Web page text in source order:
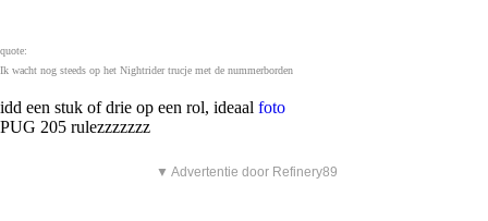
quote:
Ik wacht nog steeds op het Nightrider trucje met de nummerborden
idd een stuk of drie op een rol, ideaal foto
PUG 205 rulezzzzzzz
▼ Advertentie door Refinery89